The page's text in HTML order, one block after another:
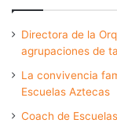
Directora de la
agrupaciones de
La convivencia
Escuelas Aztecas
Coach de